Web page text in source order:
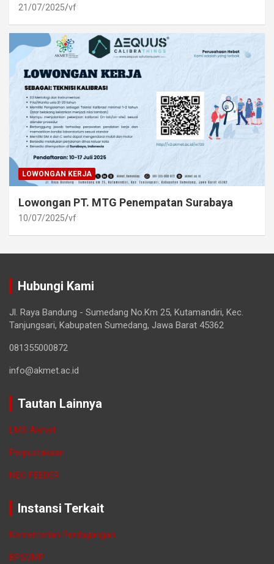
21/07/2025 vf
LOWONGAN KERJA
Lowongan PT. MTG Penempatan Surabaya
10/07/2025 vf
Hubungi Kami
Jl. Raya Bandung - Sumedang No.Km 25, Kutamandiri, Kec.
Tanjungsari, Kabupaten Sumedang, Jawa Barat 45362
081355000872
info@akmet.ac.id
Tautan Lainnya
LMS Akmet
Perpustakaan
NEO FEEDER
Instansi Terkait
Kementerian Perdagangan
BPSDMP